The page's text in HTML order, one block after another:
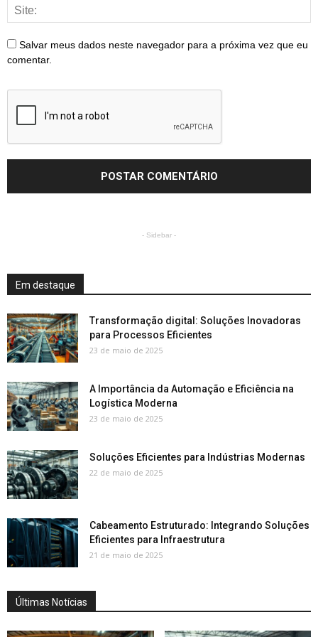
Salvar meus dados neste navegador para a próxima vez que eu
comentar.
- Sidebar -
Em destaque
Transformação digital: Soluções Inovadoras
para Processos Eficientes
23 de maio de 2025
A Importância da Automação e Eficiência na
Logística Moderna
23 de maio de 2025
Soluções Eficientes para Indústrias Modernas
22 de maio de 2025
Cabeamento Estruturado: Integrando Soluções
Eficientes para Infraestrutura
21 de maio de 2025
Últimas Notícias